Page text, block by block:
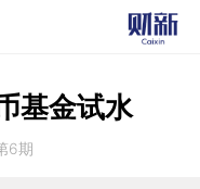
基金试水
6期